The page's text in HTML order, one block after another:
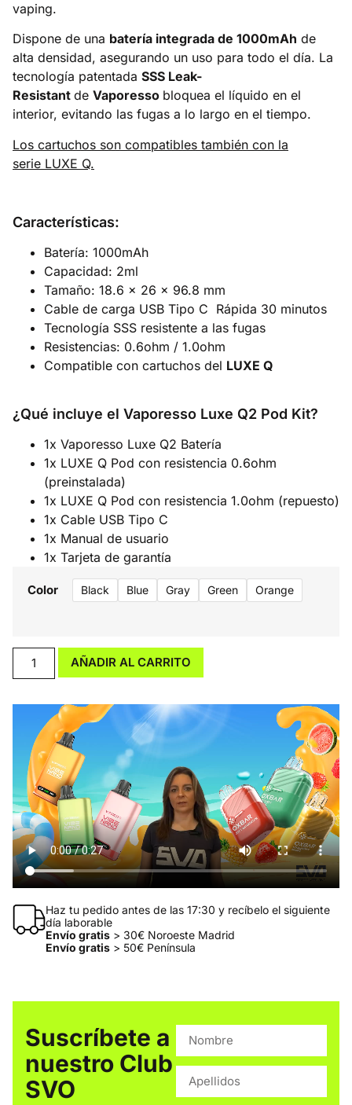
vaping.
Dispone de una batería integrada de 1000mAh de
alta densidad, asegurando un uso para todo el día. La
tecnología patentada SSS Leak-
Resistant de Vaporesso bloquea el líquido en el
interior, evitando las fugas a lo largo en el tiempo.
Los cartuchos son compatibles también con la
serie LUXE Q.
Características:
Batería: 1000mAh
Capacidad: 2ml
Tamaño: 18.6 x 26 x 96.8 mm
Cable de carga USB Tipo C Rápida 30 minutos
Tecnología SSS resistente a las fugas
Resistencias: 0.6ohm / 1.0ohm
Compatible con cartuchos del LUXE Q
¿Qué incluye el Vaporesso Luxe Q2 Pod Kit?
1x Vaporesso Luxe Q2 Batería
1x LUXE Q Pod con resistencia 0.6ohm
(preinstalada)
1x LUXE Q Pod con resistencia 1.0ohm (repuesto)
1x Cable USB Tipo C
1x Manual de usuario
1x Tarjeta de garantía
Color Black Blue Gray Green Orange
AÑADIR AL CARRITO
Haz tu pedido antes de las 17:30 y recíbelo el siguiente
día laborable
Envío gratis> 30€ Noroeste Madrid
Envío gratis> 50€ Península
Suscríbete a
nuestro Club
SVO